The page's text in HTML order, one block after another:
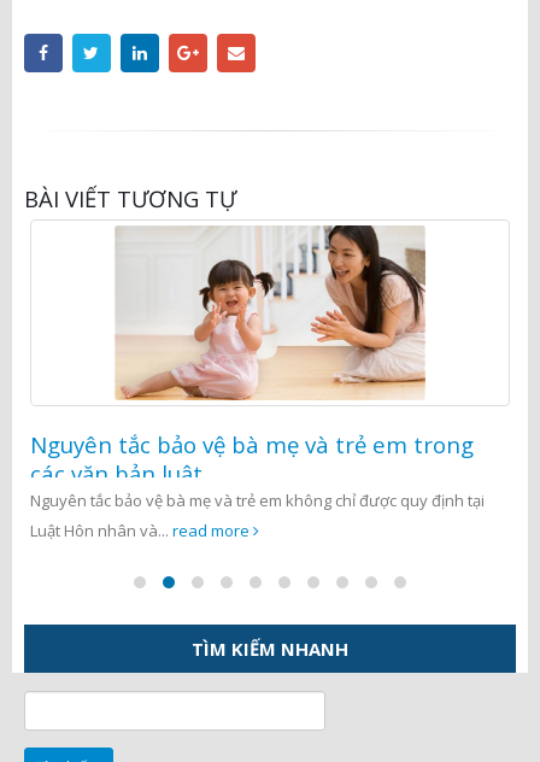
BÀI VIẾT TƯƠNG TỰ
Thành lập văn phòng đại diện của công ty
quảng cáo nước ngoài
Quảng cáo là một ngành nghề rất phát triển trong thời đại công
nghệ thông tin hiện nay. Vậy... read more
TÌM KIẾM NHANH
kiếm
cho: